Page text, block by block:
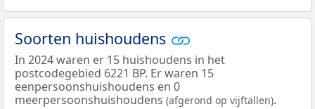
Soorten huishoudens
In 2024 waren er 15 huishoudens in het
postcodegebied 6221 BP. Er waren 15
eenpersoonshuishoudens en 0
meerpersoonshuishoudens (afgerond op vijftallen).